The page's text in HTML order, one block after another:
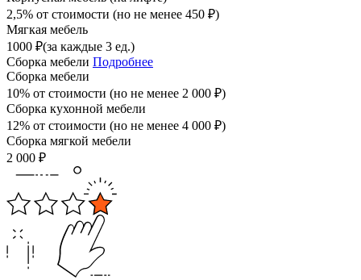
2,5% от стоимости (но не менее 450 ₽)
Мягкая мебель
1000 ₽(за каждые 3 ед.)
Сборка мебели Подробнее
Сборка мебели
10% от стоимости (но не менее 2 000 ₽)
Сборка кухонной мебели
12% от стоимости (но не менее 4 000 ₽)
Сборка мягкой мебели
2 000 ₽